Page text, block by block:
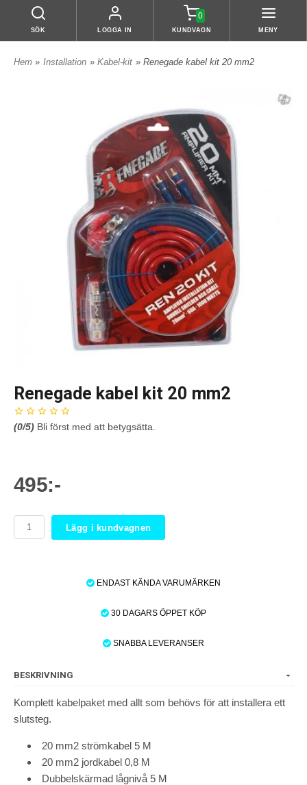
SÖK LOGGA IN
0
KUNDVAGN MENY
Hem » Installation » Kabel-kit » Renegade kabel kit 20 mm2
Renegade kabel kit 20 mm2
(0/5) Bli först med att betygsätta.
495:-
Lägg i kundvagnen
ENDAST KÄNDA VARUMÄRKEN
30 DAGARS ÖPPET KÖP
SNABBA LEVERANSER
BESKRIVNING
Komplett kabelpaket med allt som behövs för att installera ett
slutsteg.
20 mm2 strömkabel 5 M
20 mm2 jordkabel 0,8 M
Dubbelskärmad lågnivå 5 M